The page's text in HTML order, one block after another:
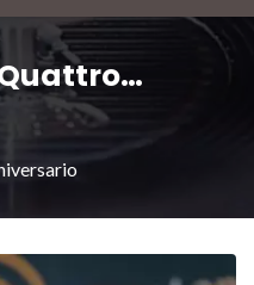
E Unità